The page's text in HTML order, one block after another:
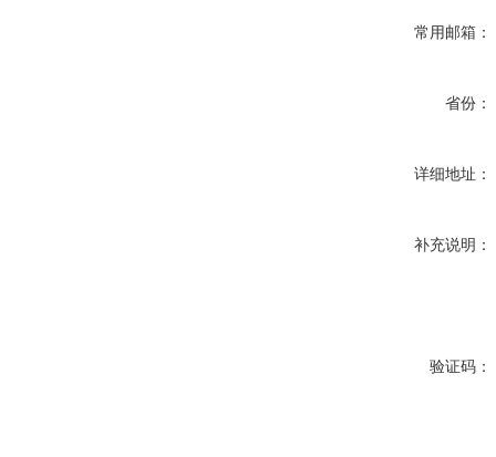
常用邮箱：
省份：
详细地址：
补充说明：
验证码：